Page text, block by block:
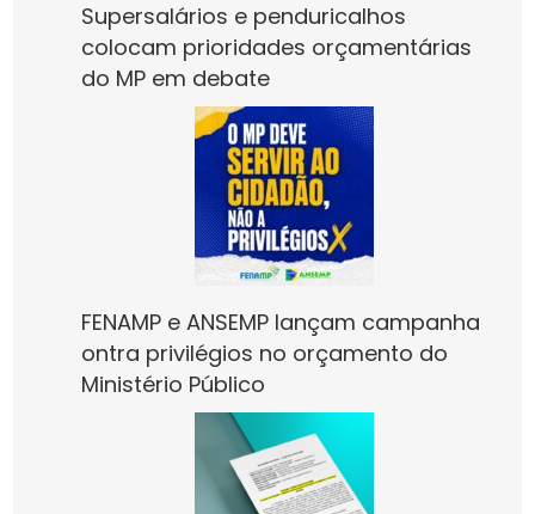
Supersalários e penduricalhos
colocam prioridades orçamentárias
do MP em debate
FENAMP e ANSEMP lançam campanha
ontra privilégios no orçamento do
Ministério Público